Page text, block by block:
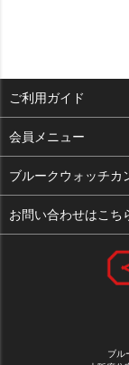
ご利用ガイド
よくある質問
支払い・送料
修理依頼
会員メニュー
ログイン
お気に入り
ブルークウォッチカ
会社概要
お問い合わせはこち
ブル